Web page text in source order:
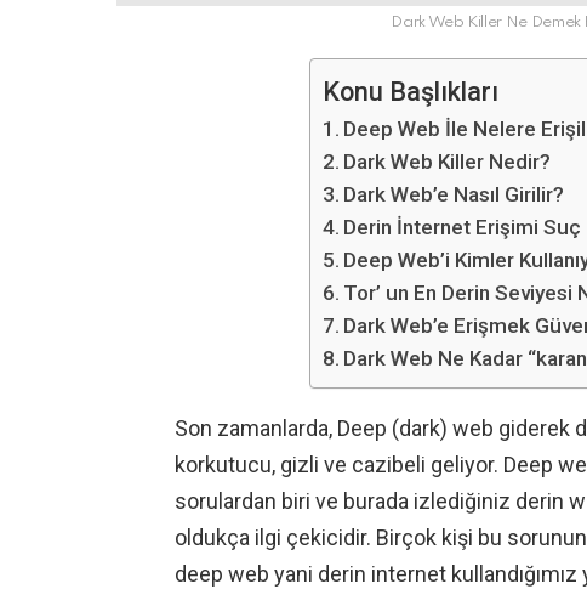
Dark Web Killer Ne
Konu Başlıkları
Deep Web İle Nelere
Dark Web Killer Nedir?
Dark Web’e Nasıl Girilir?
Derin İnternet Erişimi Suç
Deep Web’i Kimler
Tor’ un En Derin Seviyesi
Dark Web’e Erişmek
Dark Web Ne Kadar
Son zamanlarda, Deep (dark) web giderek
korkutucu, gizli ve cazibeli geliyor. Deep
sorulardan biri ve burada izlediğiniz derin
oldukça ilgi çekicidir. Birçok kişi bu
deep web yani derin internet